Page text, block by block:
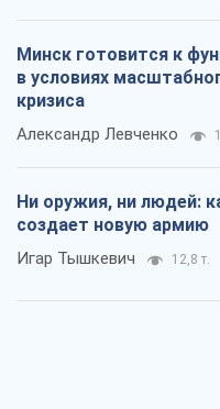
Минск готовится к
в условиях
кризиса
Александр Левченко
Ни оружия, ни людей:
создает новую армию
Игар Тышкевич 12,8 т.